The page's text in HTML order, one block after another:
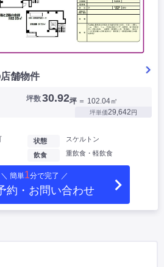
舗物件
坪数30.92坪 ＝ 102.04㎡
坪単価29,642円
状態 スケルトン
飲食 重飲食・軽飲食
＼ 簡単1分で完了 ／
約・お問い合わせ